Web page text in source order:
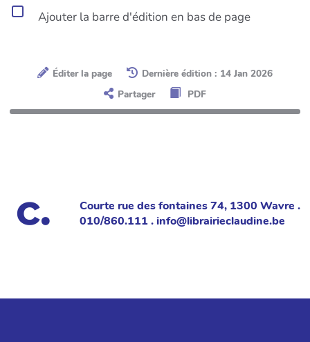
Ajouter la barre d'édition en bas de page
Éditer la page
Dernière édition : 14 Jan 2026
Partager
PDF
Courte rue des fontaines 74, 1300 Wavre .
010/860.111 . info@librairieclaudine.be